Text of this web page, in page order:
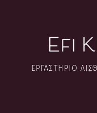
ΕΡΓΑΣΤΉΡΙΟ